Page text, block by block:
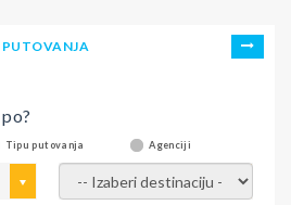
PUTOVANJA
Tipu putovanja Agenciji
- izaberi destinaciju -